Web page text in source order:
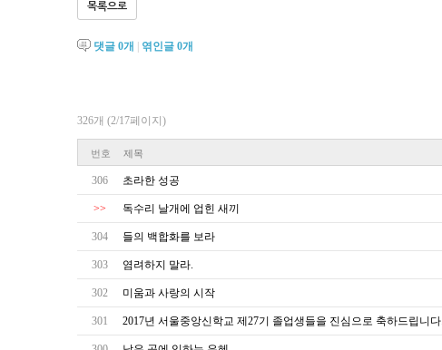
목록으로
댓글 0개 | 엮인글 0개
326개 (2/17페이지)
번호 제목
306 초라한 성공
>> 독수리 날개에 업힌 새끼
304 들의 백합화를 보라
303 염려하지 말라.
302 미움과 사랑의 시작
301 2017년 서울중앙신학교 제27기 졸업생들을 진심으로 축하드립니다.